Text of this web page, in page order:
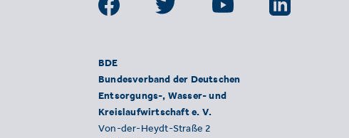
BDE
Bundesverband der Deutschen
Entsorgungs-, Wasser- und
Kreislaufwirtschaft e. V.
Von-der-Heydt-Straße 2